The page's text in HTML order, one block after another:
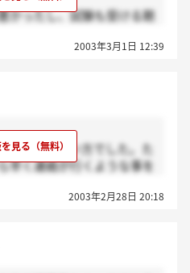
かったし、試験も受ける期
ってる原因いえてなかった
ょー、お互い
2003年3月1日 12:39
に曖昧な言い方でした。た
早く連絡が行くような事を
2003年2月28日 20:18